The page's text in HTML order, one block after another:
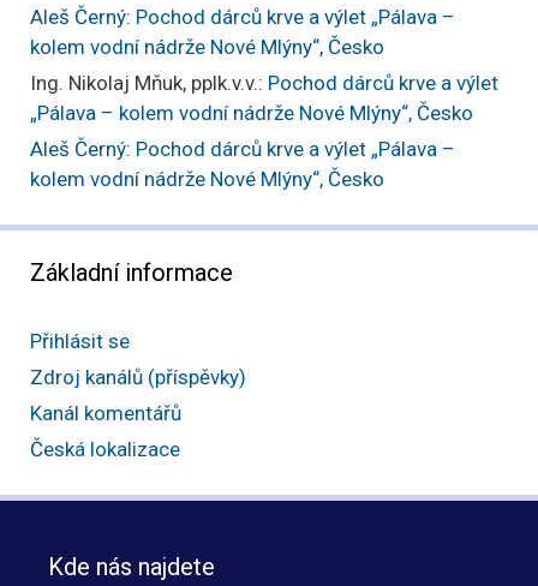
Aleš Černý: Pochod dárců krve a výlet „Pálava –
kolem vodní nádrže Nové Mlýny“, Česko
Ing. Nikolaj Mňuk, pplk.v.v.: Pochod dárců krve a výlet
„Pálava – kolem vodní nádrže Nové Mlýny“, Česko
Aleš Černý: Pochod dárců krve a výlet „Pálava –
kolem vodní nádrže Nové Mlýny“, Česko
Základní informace
Přihlásit se
Zdroj kanálů (příspěvky)
Kanál komentářů
Česká lokalizace
Kde nás najdete